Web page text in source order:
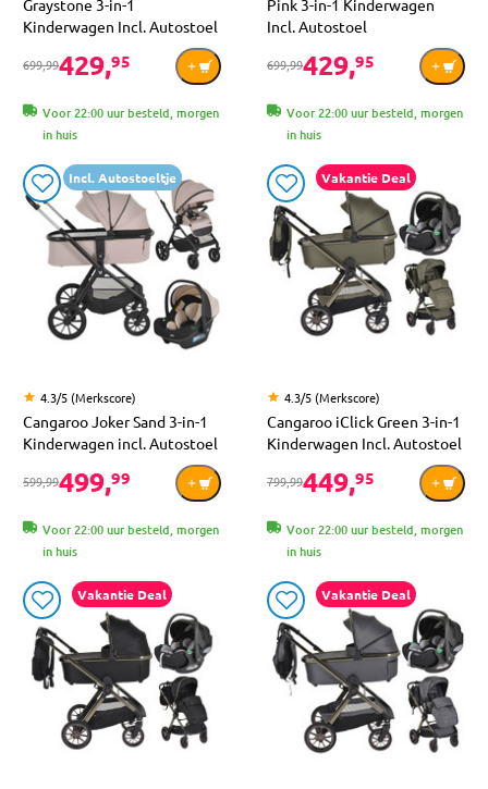
Graystone 3-in-1
Kinderwagen Incl. Autostoel
699,99429,95
Voor 22:00 uur besteld, morgen
in huis
Pink 3-in-1 Kinderwagen
Incl. Autostoel
699,99429,95
Voor 22:00 uur besteld, morgen
in huis
Incl. Autostoeltje
4.3/5 (Merkscore)
Cangaroo Joker Sand 3-in-1
Kinderwagen incl. Autostoel
599,99499,99
Voor 22:00 uur besteld, morgen
in huis
Vakantie Deal
4.3/5 (Merkscore)
Cangaroo iClick Green 3-in-1
Kinderwagen Incl. Autostoel
799,99449,95
Voor 22:00 uur besteld, morgen
in huis
Vakantie Deal Vakantie Deal